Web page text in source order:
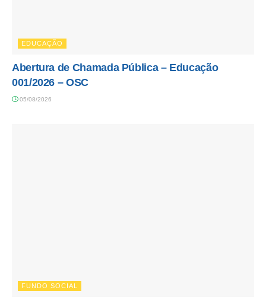
EDUCAÇÃO
Abertura de Chamada Pública – Educação
001/2026 – OSC
05/08/2026
FUNDO SOCIAL